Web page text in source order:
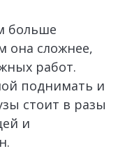
больше
она сложнее,
работ.
поднимать и
стоит в разы
и